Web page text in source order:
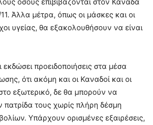
Άλλα μέτρα, όπως οι μάσκες και οι
υγείας, θα εξακολουθήσουν να είναι
προειδοποιήσεις στα μέσα
ότι ακόμη και οι Καναδοί και οι
στο εξωτερικό, δε θα μπορούν να
πατρίδα τους χωρίς πλήρη δέσμη
Υπάρχουν ορισμένες εξαιρέσεις,